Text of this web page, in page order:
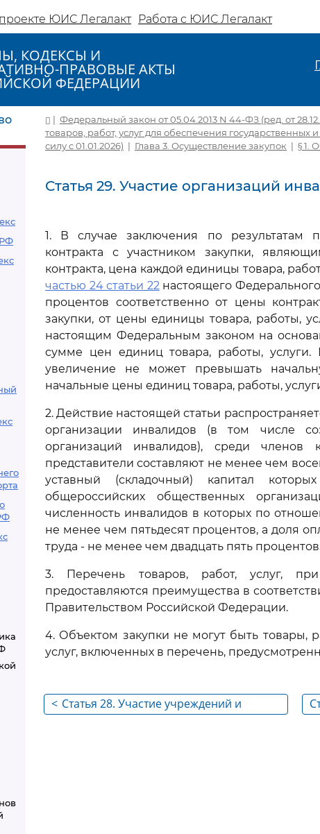
ЮИС Легалакт Работа с ЮИС Легалакт
КОДЕКСЫ И
ПРАВОВЫЕ АКТЫ
ФЕДЕРАЦИИ
| Федеральный закон от 05.04.2013 N 44-ФЗ (ред. от
товаров, работ, услуг для обеспечения
силу с 01.01.2026) | Глава 3. Осуществление закупок | § 1.
Статья 29. Участие организаций
1. В случае заключения по результатам
контракта с участником закупки,
контракта, цена каждой единицы товара,
частью 24 статьи 22настоящего Федерального
процентов соответственно от цены
закупки, от цены единицы товара, работы,
настоящим Федеральным законом на
сумме цен единиц товара, работы, услуги.
увеличение не может превышать
начальные цены единиц товара, работы,
2. Действие настоящей статьи
организации инвалидов (в том числе
организаций инвалидов), среди
представители составляют не менее чем
уставный (складочный) капитал
общероссийских общественных
численность инвалидов в которых по
не менее чем пятьдесят процентов, а доля
труда - не менее чем двадцать пять
3. Перечень товаров, работ, услуг,
предоставляются преимущества в
Правительством Российской Федерации.
4. Объектом закупки не могут быть товары,
услуг, включенных в перечень,
< Статья 28. Участие учреждений и